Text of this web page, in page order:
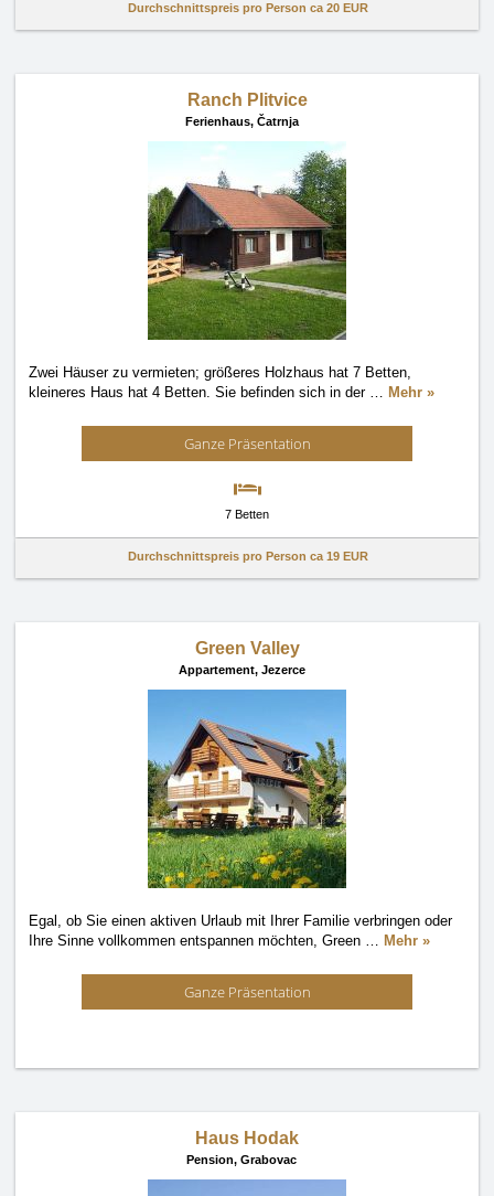
Durchschnittspreis pro Person ca 20 EUR
Ranch Plitvice
Ferienhaus, Čatrnja
Zwei Häuser zu vermieten; größeres Holzhaus hat 7 Betten,
kleineres Haus hat 4 Betten. Sie befinden sich in der … Mehr »
Ganze Präsentation
7 Betten
Durchschnittspreis pro Person ca 19 EUR
Green Valley
Appartement, Jezerce
Egal, ob Sie einen aktiven Urlaub mit Ihrer Familie verbringen oder
Ihre Sinne vollkommen entspannen möchten, Green … Mehr »
Ganze Präsentation
Haus Hodak
Pension, Grabovac